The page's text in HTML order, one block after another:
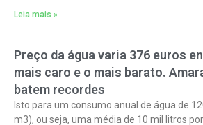
Leia mais »
Preço da água varia 376 euros
mais caro e o mais barato.
batem recordes
Isto para um consumo anual de água de
m3), ou seja, uma média de 10 mil litros